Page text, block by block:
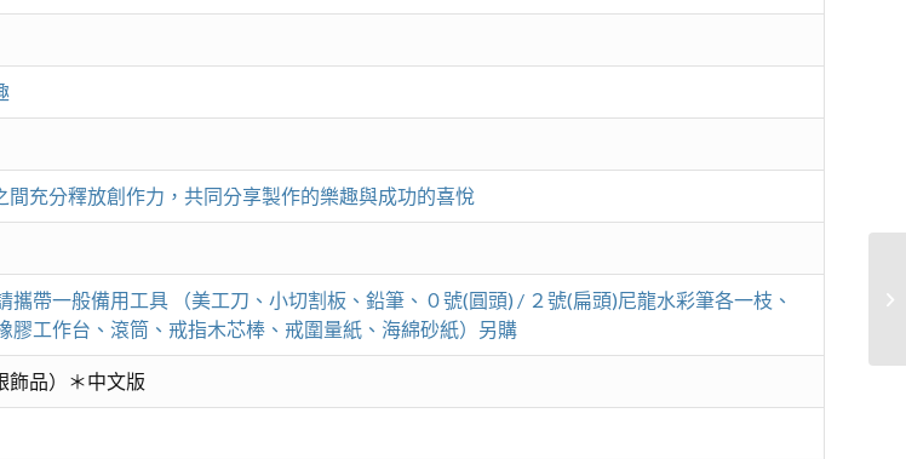
充分釋放創作力，共同分享製作的樂趣與成功的喜悅
帶一般備用工具 （美工刀、小切割板、鉛筆、０號(圓頭) / ２號(扁頭)尼龍水彩筆各一枝、
工作台、滾筒、戒指木芯棒、戒圍量紙、海綿砂紙）另購
飾品）＊中文版